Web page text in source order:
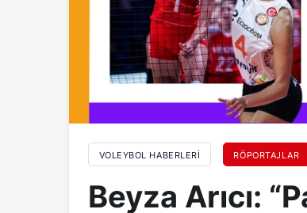
VOLEYBOL HABERLERI RÖPORTAJLAR
Beyza Arıcı: